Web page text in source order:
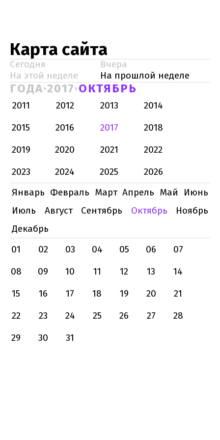
Карта сайта
Сегодня
Вчера
На этой неделе
На прошлой неделе
ГОДА 2017 ОКТЯБРЬ
2011 2012 2013
2014
2015
2016 2017
2018
2019
2020 2021
2022
2023
2024 2025
2026
Январь Февраль Март Апрель Май
Июнь
Июль
Август Сентябрь Октябрь
Ноябрь
Декабрь
01
02 03 04 05 06
07
08
09 10 11 12 13
14
15
16 17 18 19 20
21
22
23 24 25 26 27
28
29
30 31